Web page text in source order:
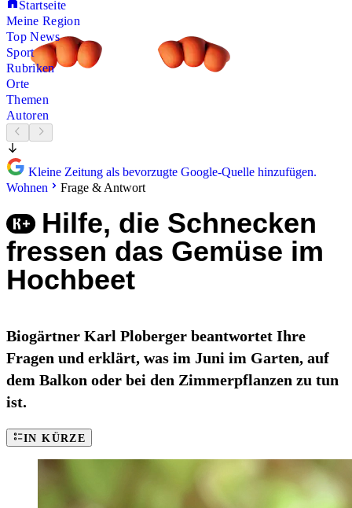
Startseite
Meine Region
Top News
Sport
Rubriken
Orte
Themen
Autoren
Kleine Zeitung als bevorzugte Google-Quelle hinzufügen.
Wohnen
Frage & Antwort
Hilfe, die Schnecken
fressen das Gemüse im
Hochbeet
Biogärtner Karl Ploberger beantwortet Ihre
Fragen und erklärt, was im Juni im Garten, auf
dem Balkon oder bei den Zimmerpflanzen zu tun
ist.
IN KÜRZE